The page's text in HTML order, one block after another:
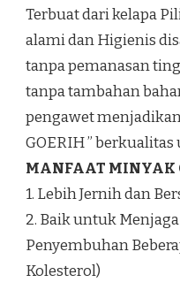
Terbuat dari kelapa
alami dan Higienis
tanpa pemanasan
tanpa tambahan
pengawet
GOERIH ”
MANFAAT MINYAK
1. Lebih Jernih dan
2. Baik untuk
Penyembuhan
Kolesterol)